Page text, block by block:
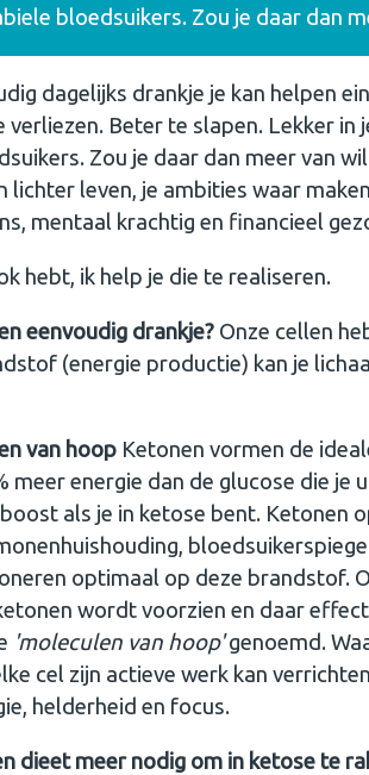
bloedsuikers. Zou je daar dan
dagelijks drankje je kan helpen
verliezen. Beter te slapen. Lekker in
Zou je daar dan meer van
lichter leven, je ambities waar
mentaal krachtig en financieel
hebt, ik help je die te realiseren.
eenvoudig drankje? Onze cellen
(energie productie) kan je
van hoop Ketonen vormen de
meer energie dan de glucose die je
als je in ketose bent. Ketonen
optimaal op deze brandstof.
wordt voorzien en daar
'moleculen van hoop'genoemd.
cel zijn actieve werk kan
helderheid en focus.
dieet meer nodig om in ketose te